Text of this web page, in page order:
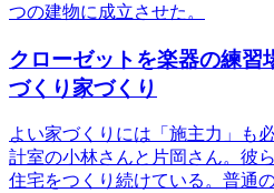
つの建物に成立させた。
クローゼットを楽器の練習
づくり家づくり
よい家づくりには「施主力」も
計室の小林さんと片岡さん。彼
住宅をつくり続けている。普通